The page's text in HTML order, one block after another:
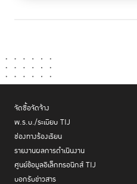
จัดซื้อจัดจ้าง
พ.ร.บ./ระเบียบ TIJ
ช่องทางร้องเรียน
รายงานผลการดำเนินงาน
ศูนย์ข้อมูลอิเล็กทรอนิกส์ TIJ
บอกรับข่าวสาร